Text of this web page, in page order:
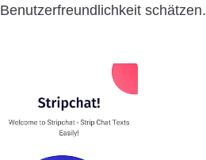
Benutzerfreundlichkeit schätzen.